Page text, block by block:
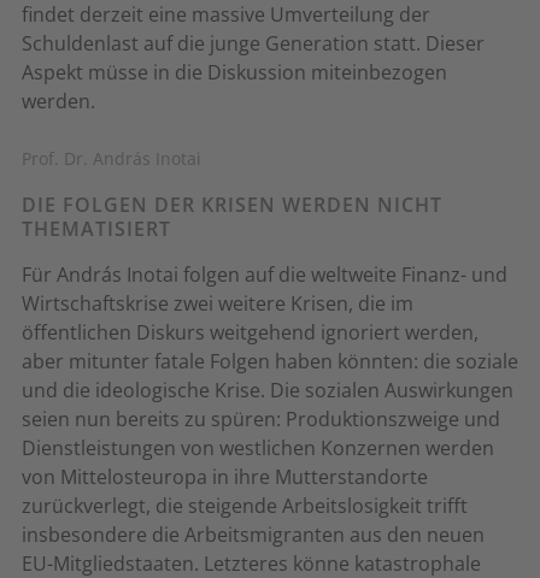
findet derzeit eine massive Umverteilung der
Schuldenlast auf die junge Generation statt. Dieser
Aspekt müsse in die Diskussion miteinbezogen
werden.
Prof. Dr. András Inotai
DIE FOLGEN DER KRISEN WERDEN NICHT
THEMATISIERT
Für András Inotai folgen auf die weltweite Finanz- und
Wirtschaftskrise zwei weitere Krisen, die im
öffentlichen Diskurs weitgehend ignoriert werden,
aber mitunter fatale Folgen haben könnten: die soziale
und die ideologische Krise. Die sozialen Auswirkungen
seien nun bereits zu spüren: Produktionszweige und
Dienstleistungen von westlichen Konzernen werden
von Mittelosteuropa in ihre Mutterstandorte
zurückverlegt, die steigende Arbeitslosigkeit trifft
insbesondere die Arbeitsmigranten aus den neuen
EU-Mitgliedstaaten. Letzteres könne katastrophale